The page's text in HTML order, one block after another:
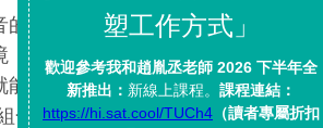
朋友，「 Soundescape 」也預
例如咖啡館、溪流邊、壁爐前等
能戴上耳機，開始聆聽「
合好的各種聲響。